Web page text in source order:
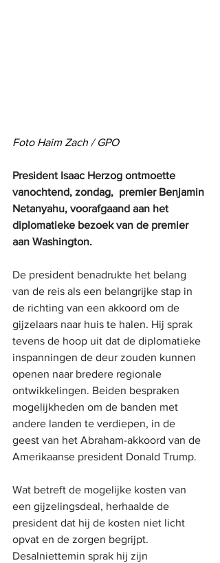
Foto Haim Zach / GPO
President Isaac Herzog ontmoette
vanochtend, zondag,  premier Benjamin
Netanyahu, voorafgaand aan het
diplomatieke bezoek van de premier
aan Washington.
De president benadrukte het belang
van de reis als een belangrijke stap in
de richting van een akkoord om de
gijzelaars naar huis te halen. Hij sprak
tevens de hoop uit dat de diplomatieke
inspanningen de deur zouden kunnen
openen naar bredere regionale
ontwikkelingen. Beiden bespraken
mogelijkheden om de banden met
andere landen te verdiepen, in de
geest van het Abraham-akkoord van de
Amerikaanse president Donald Trump.
Wat betreft de mogelijke kosten van
een gijzelingsdeal, herhaalde de
president dat hij de kosten niet licht
opvat en de zorgen begrijpt.
Desalniettemin sprak hij zijn